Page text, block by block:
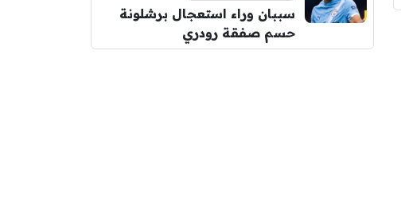
سببان وراء استعجال برشلونة
حسم صفقة رودري